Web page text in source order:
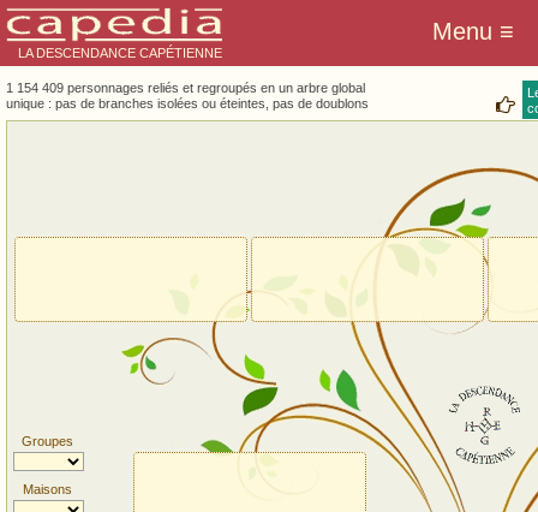
LA DESCENDANCE CAPÉTIENNE
1 154 409 personnages reliés et regroupés en un arbre global
unique : pas de branches isolées ou éteintes, pas de doublons
Groupes
Maisons